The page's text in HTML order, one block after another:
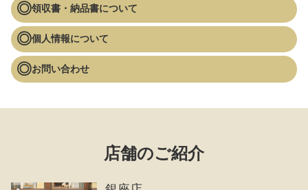
領収書・納品書について
個人情報について
お問い合わせ
店舗のご紹介